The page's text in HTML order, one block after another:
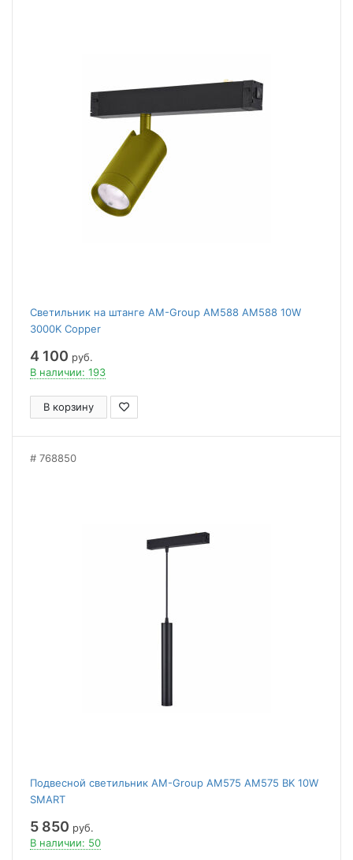
Светильник на штанге AM-Group AM588 AM588 10W
3000K Copper
4 100 руб.
В наличии: 193
В корзину
768850
Подвесной светильник AM-Group AM575 AM575 BK 10W
SMART
5 850 руб.
В наличии: 50